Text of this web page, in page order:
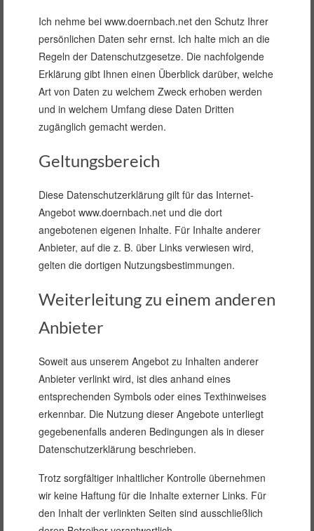
Ich nehme bei www.doernbach.net den Schutz Ihrer
persönlichen Daten sehr ernst. Ich halte mich an die
Regeln der Datenschutzgesetze. Die nachfolgende
Erklärung gibt Ihnen einen Überblick darüber, welche
Art von Daten zu welchem Zweck erhoben werden
und in welchem Umfang diese Daten Dritten
zugänglich gemacht werden.
Geltungsbereich
Diese Datenschutzerklärung gilt für das Internet-
Angebot www.doernbach.net und die dort
angebotenen eigenen Inhalte. Für Inhalte anderer
Anbieter, auf die z. B. über Links verwiesen wird,
gelten die dortigen Nutzungsbestimmungen.
Weiterleitung zu einem anderen
Anbieter
Soweit aus unserem Angebot zu Inhalten anderer
Anbieter verlinkt wird, ist dies anhand eines
entsprechenden Symbols oder eines Texthinweises
erkennbar. Die Nutzung dieser Angebote unterliegt
gegebenenfalls anderen Bedingungen als in dieser
Datenschutzerklärung beschrieben.
Trotz sorgfältiger inhaltlicher Kontrolle übernehmen
wir keine Haftung für die Inhalte externer Links. Für
den Inhalt der verlinkten Seiten sind ausschließlich